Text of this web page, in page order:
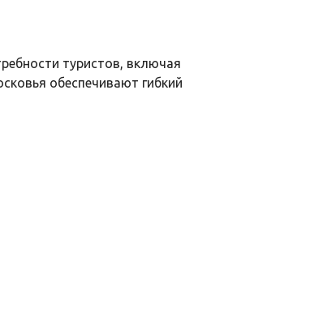
туристов, включая
обеспечивают гибкий